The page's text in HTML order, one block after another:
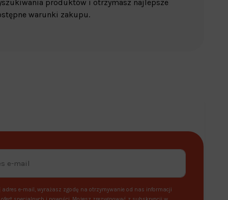
produktów i otrzymasz najlepsze
warunki zakupu.
adres e-mail, wyrażasz zgodę na otrzymywanie od nas informacji